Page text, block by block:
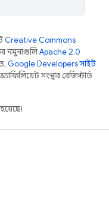
Creative Commons
নমুনাগুলিApache 2.0
Google Developers সাইট
সংস্থার রেজিস্টার্ড